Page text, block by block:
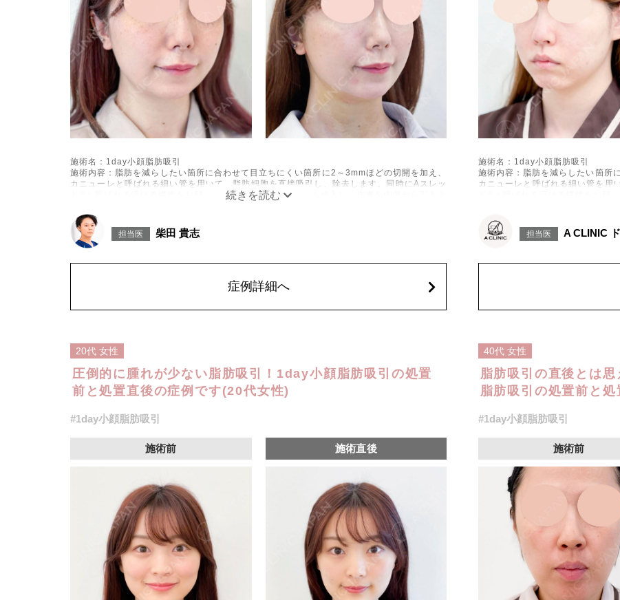
施術名：1day小顔脂肪吸引
施術内容：脂肪を減らしたい箇所に合わせて目立ちにくい箇所に2～3mmほどの切開を加え、
カニューレと呼ばれる細い管を用いて、脂肪細胞を直接吸引し、除去します。同時にAスレッ
ド®と呼ばれる溶ける繊維をお顔の目立たない部分から皮下へ挿入し、皮膚を内側から引き上
施術時間：約30分程
リスク、副作用：赤み、熱感、痛み、しびれ、むくみ、内出血、引き攣れ感などが術後一時的
に生じることがございます。また、稀に貧血、細菌感染症、左右差、施術箇所の知覚鈍麻、ぼ
こつき、硬結、瘢痕化、色素沈着、脂肪塞栓、皮膚のよれ、繊維の突出などを生じることがご
顔の脂肪吸引箇所の追加 1ヶ所ごと+162,800円(税込)
担当医 柴田 貴志
症例詳細へ
施術名：1day小顔脂肪吸引
施術内容：脂肪を減らしたい箇所
カニューレと呼ばれる細い管を用
ド®と呼ばれる溶ける繊維をお顔
リスク、副作用：赤み、熱感、痛
に生じることがございます。また
顔の脂肪吸引箇所の追加 1ヶ所ご
担当医 A CLINIC
20代 女性
圧倒的に腫れが少ない脂肪吸引！1day小顔脂肪吸引の処置
前と処置直後の症例です(20代女性)
#1day小顔脂肪吸引
施術前 施術直後
40代 女性
脂肪吸引の直後とは
脂肪吸引の処置前と
#1day小顔脂肪吸引
施術前